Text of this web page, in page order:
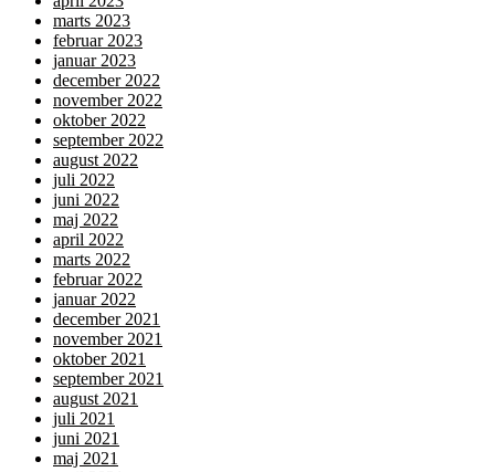
marts 2023
februar 2023
januar 2023
december 2022
november 2022
oktober 2022
september 2022
august 2022
juli 2022
juni 2022
maj 2022
april 2022
marts 2022
februar 2022
januar 2022
december 2021
november 2021
oktober 2021
september 2021
august 2021
juli 2021
juni 2021
maj 2021